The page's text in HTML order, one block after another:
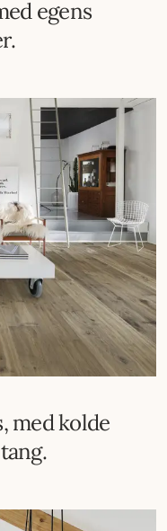
egens
med kolde